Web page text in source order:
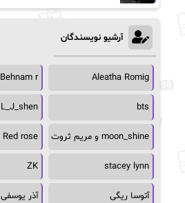
آرشیو نویسندگان
Aleatha Romig
Behnam r
bts
L_J_shen
moon_shine و مریم ثروت Red rose
stacey lynn
ZK
آتوسا ریگی آذر یوسفی